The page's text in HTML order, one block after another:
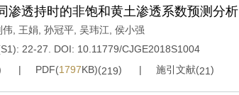
渗透持时的非饱和黄土渗透系数预测分析
伟 王娟 孙冠平 吴玮江 侯小强
22-27.
DOI: 10.11779/CJGE2018S1004
PDF(1797KB)(219) 施引文献(21)